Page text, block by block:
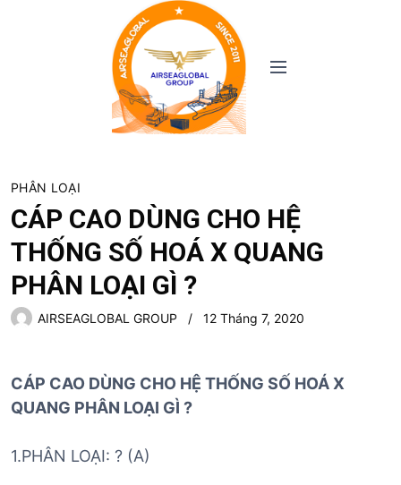
M
PHÂN LOẠI
CÁP CAO DÙNG CHO HỆ
THỐNG SỐ HOÁ X QUANG
PHÂN LOẠI GÌ ?
AIRSEAGLOBAL GROUP 12 Tháng 7, 2020
CÁP CAO DÙNG CHO HỆ THỐNG SỐ HOÁ X
QUANG PHÂN LOẠI GÌ ?
1.PHÂN LOẠI: ? (A)